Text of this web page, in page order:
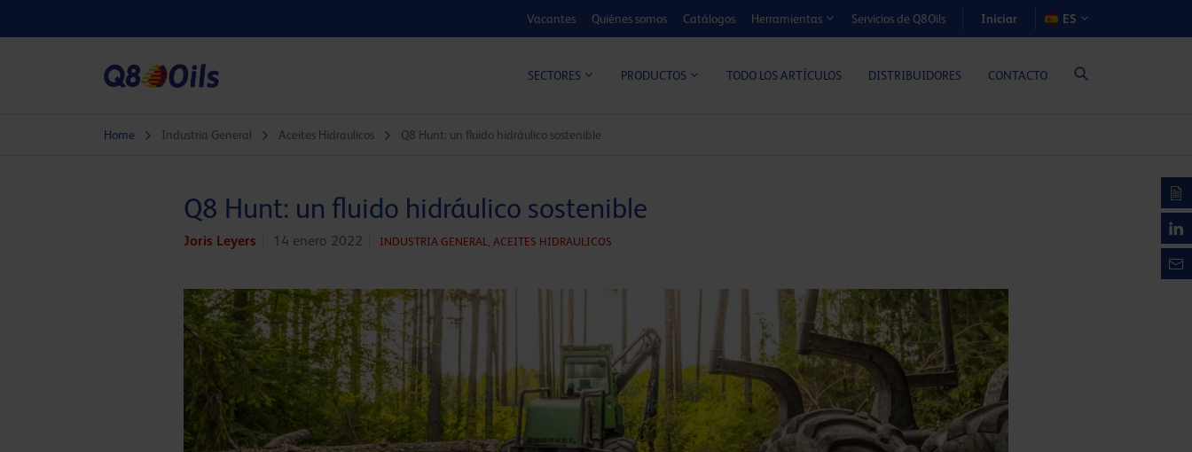
Vacantes Quiénes somos Catálogos Herramientas Servicios de Q8Oils Iniciar ES
SECTORES PRODUCTOS TODO LOS ARTÍCULOS DISTRIBUIDORES CONTACTO
Home Industria General Aceites Hidraulicos Q8 Hunt: un fluido hidráulico sostenible
Q8 Hunt: un fluido hidráulico sostenible
Joris Leyers 14 enero 2022 INDUSTRIA GENERAL, ACEITES HIDRAULICOS